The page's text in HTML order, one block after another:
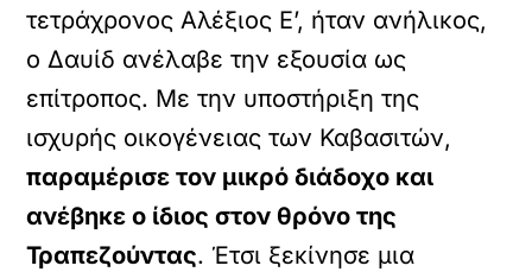
τετράχρονος Αλέξιος Ε’, ήταν ανήλικος,
ο Δαυίδ ανέλαβε την εξουσία ως
επίτροπος. Με την υποστήριξη της
ισχυρής οικογένειας των Καβασιτών,
παραμέρισε τον μικρό διάδοχο και
ανέβηκε ο ίδιος στον θρόνο της
Τραπεζούντας. Έτσι ξεκίνησε μια